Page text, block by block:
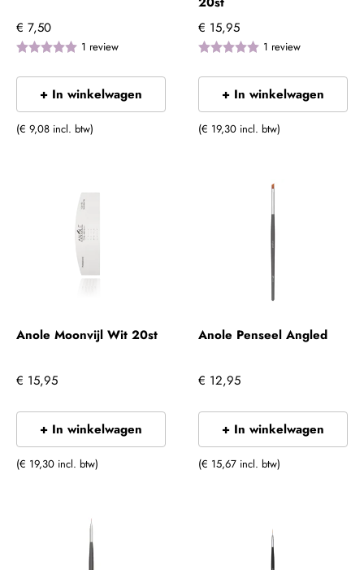
€ 7,50
1 review
+ In winkelwagen
(€ 9,08 incl. btw)
€ 15,95
1 review
+ In winkelwagen
(€ 19,30 incl. btw)
Anole Moonvijl Wit 20st
€ 15,95
+ In winkelwagen
(€ 19,30 incl. btw)
Anole Penseel Angled
€ 12,95
+ In winkelwagen
(€ 15,67 incl. btw)